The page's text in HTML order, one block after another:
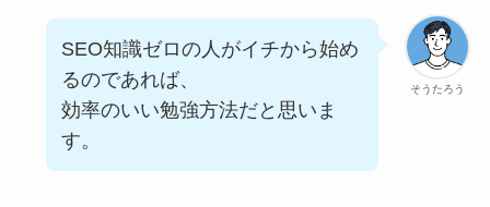
そうたろう
SEO知識ゼロの人がイチから始め
るのであれば、
効率のいい勉強方法だと思いま
す。